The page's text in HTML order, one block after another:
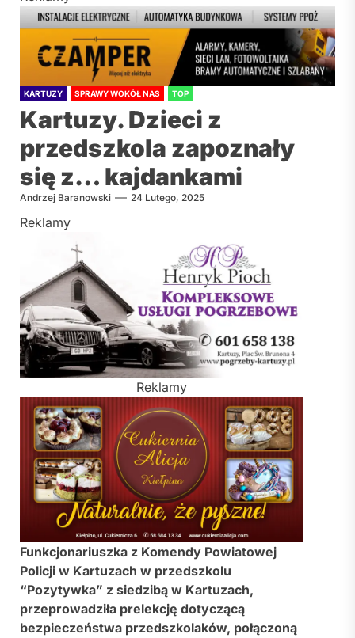
KARTUZY SPRAWY WOKÓŁ NAS TOP
Kartuzy. Dzieci z
przedszkola zapoznały
się z… kajdankami
Andrzej Baranowski 24 Lutego, 2025
Reklamy
Reklamy
Funkcjonariuszka z Komendy Powiatowej
Policji w Kartuzach w przedszkolu
“Pozytywka” z siedzibą w Kartuzach,
przeprowadziła prelekcję dotyczącą
bezpieczeństwa przedszkolaków, połączoną